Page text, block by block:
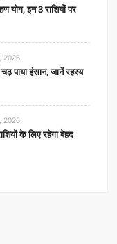
योग, इन 3 राशियों पर
2026
पाया इंसान, जानें रहस्य
2026
के लिए रहेगा बेहद